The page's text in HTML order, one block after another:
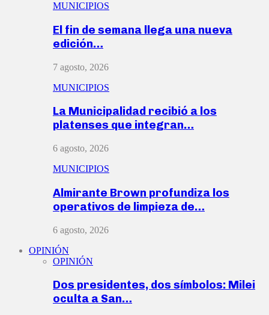
MUNICIPIOS
El fin de semana llega una nueva
edición…
7 agosto, 2026
MUNICIPIOS
La Municipalidad recibió a los
platenses que integran…
6 agosto, 2026
MUNICIPIOS
Almirante Brown profundiza los
operativos de limpieza de…
6 agosto, 2026
OPINIÓN
OPINIÓN
Dos presidentes, dos símbolos: Milei
oculta a San…